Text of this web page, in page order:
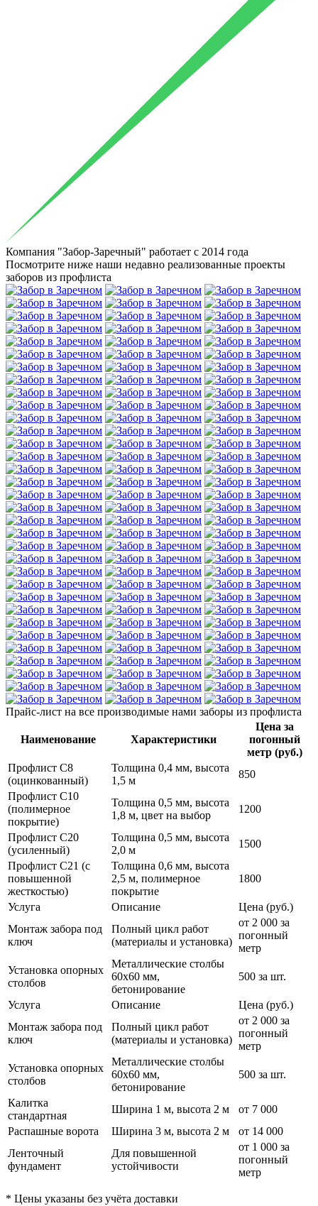
Компания "Забор-Заречный" работает с 2014 года
Посмотрите ниже наши недавно реализованные проекты
заборов из профлиста
Прайс-лист на все производимые нами заборы из профлиста
Наименование Характеристики
Цена за
погонный
метр (руб.)
Профлист С8
(оцинкованный)
Толщина 0,4 мм, высота
1,5 м
850
Профлист С10
(полимерное
покрытие)
Толщина 0,5 мм, высота
1,8 м, цвет на выбор
1200
Профлист С20
(усиленный)
Толщина 0,5 мм, высота
2,0 м
1500
Профлист С21 (с
повышенной
жесткостью)
Толщина 0,6 мм, высота
2,5 м, полимерное
покрытие
1800
Услуга Описание
Цена (руб.)
Монтаж забора под
ключ
Полный цикл работ
(материалы и установка)
от 2 000 за
погонный
метр
Установка опорных
столбов
Металлические столбы
60х60 мм,
бетонирование
500 за шт.
Услуга Описание
Цена (руб.)
Монтаж забора под
ключ
Полный цикл работ
(материалы и установка)
от 2 000 за
погонный
метр
Установка опорных
столбов
Металлические столбы
60х60 мм,
бетонирование
500 за шт.
Калитка
стандартная
Ширина 1 м, высота 2 м
от 7 000
Распашные ворота
Ширина 3 м, высота 2 м
от 14 000
Ленточный
фундамент
Для повышенной
устойчивости
от 1 000 за
погонный
метр
* Цены указаны без учёта доставки